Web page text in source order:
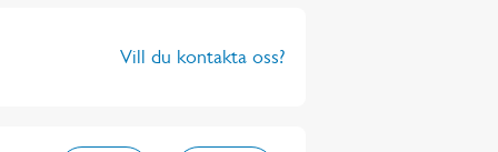
Vill du kontakta oss?